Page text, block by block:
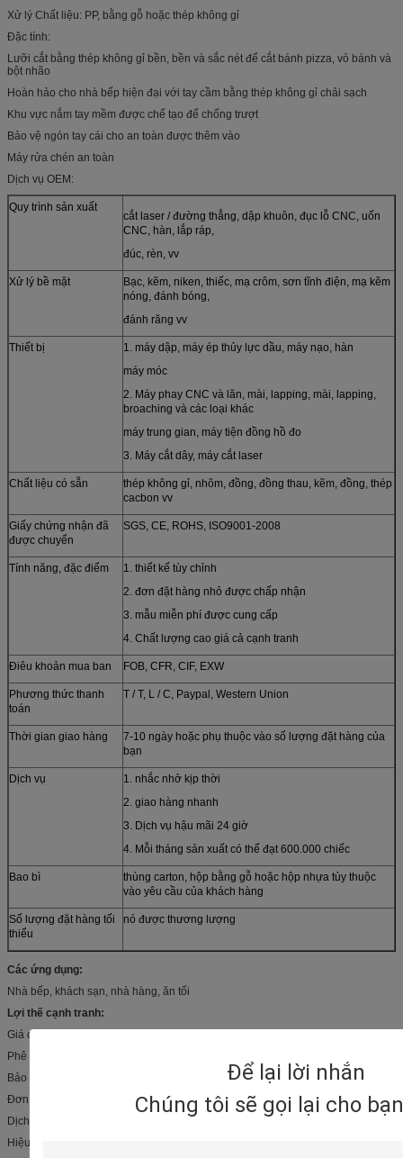
Để lại lời nhắn
Chúng tôi sẽ gọi lại cho
Xử lý Chất liệu: PP, bằng gỗ hoặc thép không gỉ
Đặc tính:
Lưỡi cắt bằng thép không gỉ bền, bền và sắc nét để cắt bánh pizza, vỏ bánh và
bột nhão
Hoàn hảo cho nhà bếp hiện đại với tay cầm bằng thép không gỉ chải sạch
Khu vực nắm tay mềm được chế tạo để chống trượt
Bảo vệ ngón tay cái cho an toàn được thêm vào
Máy rửa chén an toàn
Dịch vụ OEM:
Quy trình sản xuất
cắt laser / đường thẳng, dập khuôn, đục lỗ CNC, uốn
CNC, hàn, lắp ráp,
đúc, rèn, vv
Xử lý bề mặt
Bạc, kẽm, niken, thiếc, mạ crôm, sơn tĩnh điện, mạ kẽm
nóng, đánh bóng,
đánh răng vv
Thiết bị
1. máy dập, máy ép thủy lực dầu, máy nạo, hàn
máy móc
2. Máy phay CNC và lăn, mài, lapping, mài, lapping,
broaching và các loại khác
máy trung gian, máy tiện đồng hồ đo
3. Máy cắt dây, máy cắt laser
Chất liệu có sẵn
thép không gỉ, nhôm, đồng, đồng thau, kẽm, đồng, thép
cacbon vv
Giấy chứng nhận đã
được chuyển
SGS, CE, ROHS, ISO9001-2008
Tính năng, đặc điểm
1. thiết kế tùy chỉnh
2. đơn đặt hàng nhỏ được chấp nhận
3. mẫu miễn phí được cung cấp
4. Chất lượng cao giá cả cạnh tranh
Điêu khoản mua ban FOB, CFR, CIF, EXW
Phương thức thanh
toán
T / T, L / C, Paypal, Western Union
Thời gian giao hàng
7-10 ngày hoặc phụ thuộc vào số lượng đặt hàng của
bạn
Dịch vụ
1. nhắc nhở kịp thời
2. giao hàng nhanh
3. Dịch vụ hậu mãi 24 giờ
4. Mỗi tháng sản xuất có thể đạt 600.000 chiếc
Bao bì
thùng carton, hộp bằng gỗ hoặc hộp nhựa tùy thuộc
vào yêu cầu của khách hàng
Số lượng đặt hàng tối
thiểu
nó được thương lượng
Các ứng dụng:
Nhà bếp, khách sạn, nhà hàng, ăn tối
Lợi thế cạnh tranh:
Giá cả cạnh tranh
Phê duyệt chất lượng
Bảo hành và bảo hành
Đơn hàng nhỏ được chấp nhận
Dịch vụ tốt nhất và giao hàng nhanh chóng
Hiệu suất sản phẩm tốt